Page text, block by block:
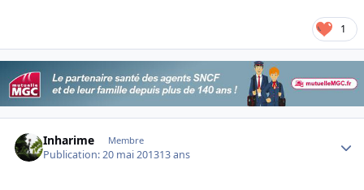
1
Inharime Membre
Publication:20 mai 201313 ans